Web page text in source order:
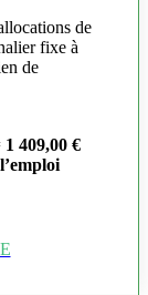
de
fixe à
de
1 409,00 €